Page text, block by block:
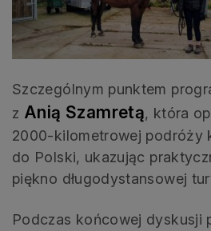
Szczególnym punktem
z Anią Szamretą, która
2000-kilometrowej podróży
do Polski, ukazując
piękno długodystansowej
Podczas końcowej dyskusji